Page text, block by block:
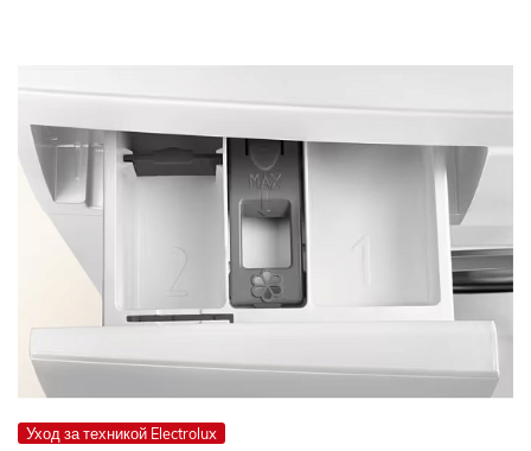
Уход за техникой Electrolux